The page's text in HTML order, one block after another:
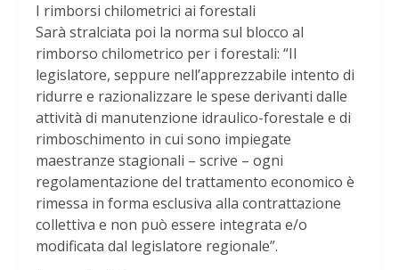
I rimborsi chilometrici ai forestali
Sarà stralciata poi la norma sul blocco al
rimborso chilometrico per i forestali: “Il
legislatore, seppure nell’apprezzabile intento di
ridurre e razionalizzare le spese derivanti dalle
attività di manutenzione idraulico-forestale e di
rimboschimento in cui sono impiegate
maestranze stagionali – scrive – ogni
regolamentazione del trattamento economico è
rimessa in forma esclusiva alla contrattazione
collettiva e non può essere integrata e/o
modificata dal legislatore regionale”.